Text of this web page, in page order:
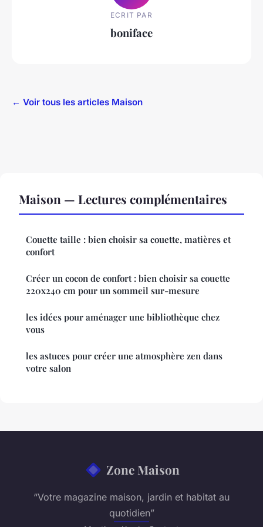
ECRIT PAR
boniface
← Voir tous les articles Maison
Maison — Lectures complémentaires
Couette taille : bien choisir sa couette, matières et
confort
Créer un cocon de confort : bien choisir sa couette
220x240 cm pour un sommeil sur-mesure
les idées pour aménager une bibliothèque chez
vous
les astuces pour créer une atmosphère zen dans
votre salon
Zone Maison
“Votre magazine maison, jardin et habitat au
quotidien”